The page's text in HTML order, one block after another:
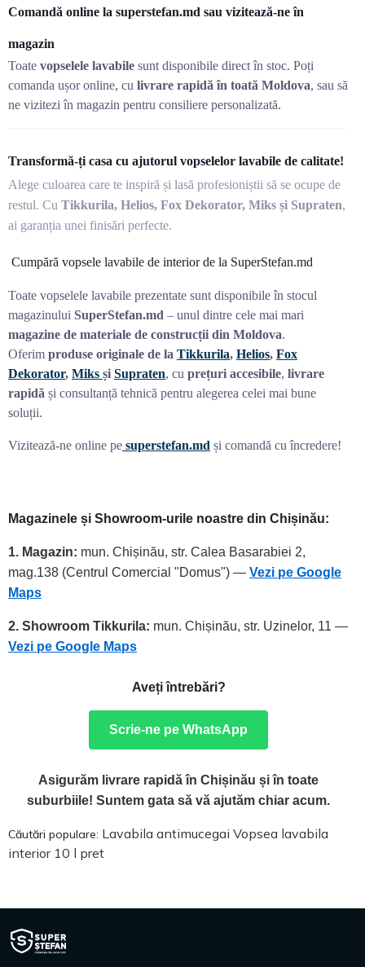
Comandă online la superstefan.md sau vizitează-ne în
magazin
Toate vopselele lavabile sunt disponibile direct în stoc. Poți
comanda ușor online, cu livrare rapidă în toată Moldova, sau să
ne vizitezi în magazin pentru consiliere personalizată.
Transformă-ți casa cu ajutorul vopselelor lavabile de calitate!
Alege culoarea care te inspiră și lasă profesioniștii să se ocupe de
restul. Cu Tikkurila, Helios, Fox Dekorator, Miks și Supraten,
ai garanția unei finisări perfecte.
Cumpără vopsele lavabile de interior de la SuperStefan.md
Toate vopselele lavabile prezentate sunt disponibile în stocul
magazinului SuperStefan.md – unul dintre cele mai mari
magazine de materiale de construcții din Moldova.
Oferim produse originale de la Tikkurila, Helios, Fox
Dekorator, Miks și Supraten, cu prețuri accesibile, livrare
rapidă și consultanță tehnică pentru alegerea celei mai bune
soluții.
Vizitează-ne online pe superstefan.md și comandă cu încredere!
Magazinele și Showroom-urile noastre din Chișinău:
1. Magazin: mun. Chișinău, str. Calea Basarabiei 2,
mag.138 (Centrul Comercial "Domus") — Vezi pe Google
Maps
2. Showroom Tikkurila: mun. Chișinău, str. Uzinelor, 11 —
Vezi pe Google Maps
Aveți întrebări?
Scrie-ne pe WhatsApp
Asigurăm livrare rapidă în Chișinău și în toate
suburbiile! Suntem gata să vă ajutăm chiar acum.
Căutări populare: Lavabila antimucegai Vopsea lavabila
interior 10 l pret